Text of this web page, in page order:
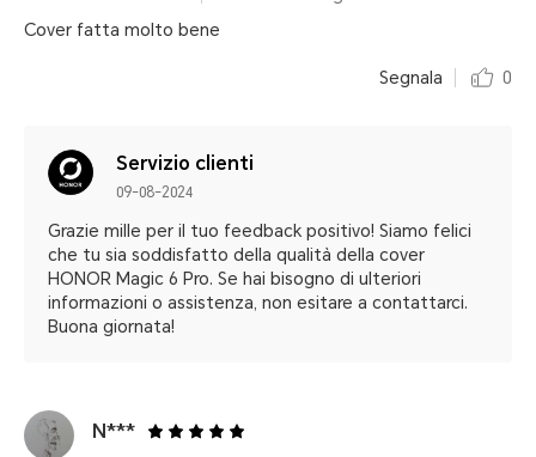
Cover fatta molto bene
Segnala 0
Servizio clienti
09-08-2024
Grazie mille per il tuo feedback positivo! Siamo felici
che tu sia soddisfatto della qualità della cover
HONOR Magic 6 Pro. Se hai bisogno di ulteriori
informazioni o assistenza, non esitare a contattarci.
Buona giornata!
N***